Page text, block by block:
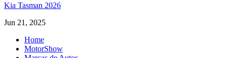
Kia Tasman 2026
Jun 21, 2025
Home
MotorShow